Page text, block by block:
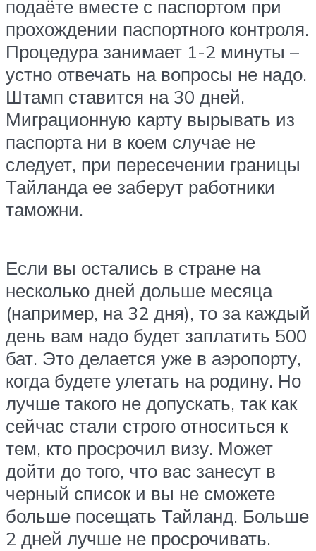
подаёте вместе с паспортом при
прохождении паспортного контроля.
Процедура занимает 1-2 минуты –
устно отвечать на вопросы не надо.
Штамп ставится на 30 дней.
Миграционную карту вырывать из
паспорта ни в коем случае не
следует, при пересечении границы
Тайланда ее заберут работники
таможни.
Если вы остались в стране на
несколько дней дольше месяца
(например, на 32 дня), то за каждый
день вам надо будет заплатить 500
бат. Это делается уже в аэропорту,
когда будете улетать на родину. Но
лучше такого не допускать, так как
сейчас стали строго относиться к
тем, кто просрочил визу. Может
дойти до того, что вас занесут в
черный список и вы не сможете
больше посещать Тайланд. Больше
2 дней лучше не просрочивать.